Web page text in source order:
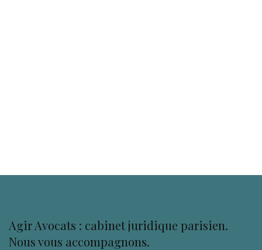
Agir Avocats : cabinet juridique parisien.
Nous vous accompagnons.